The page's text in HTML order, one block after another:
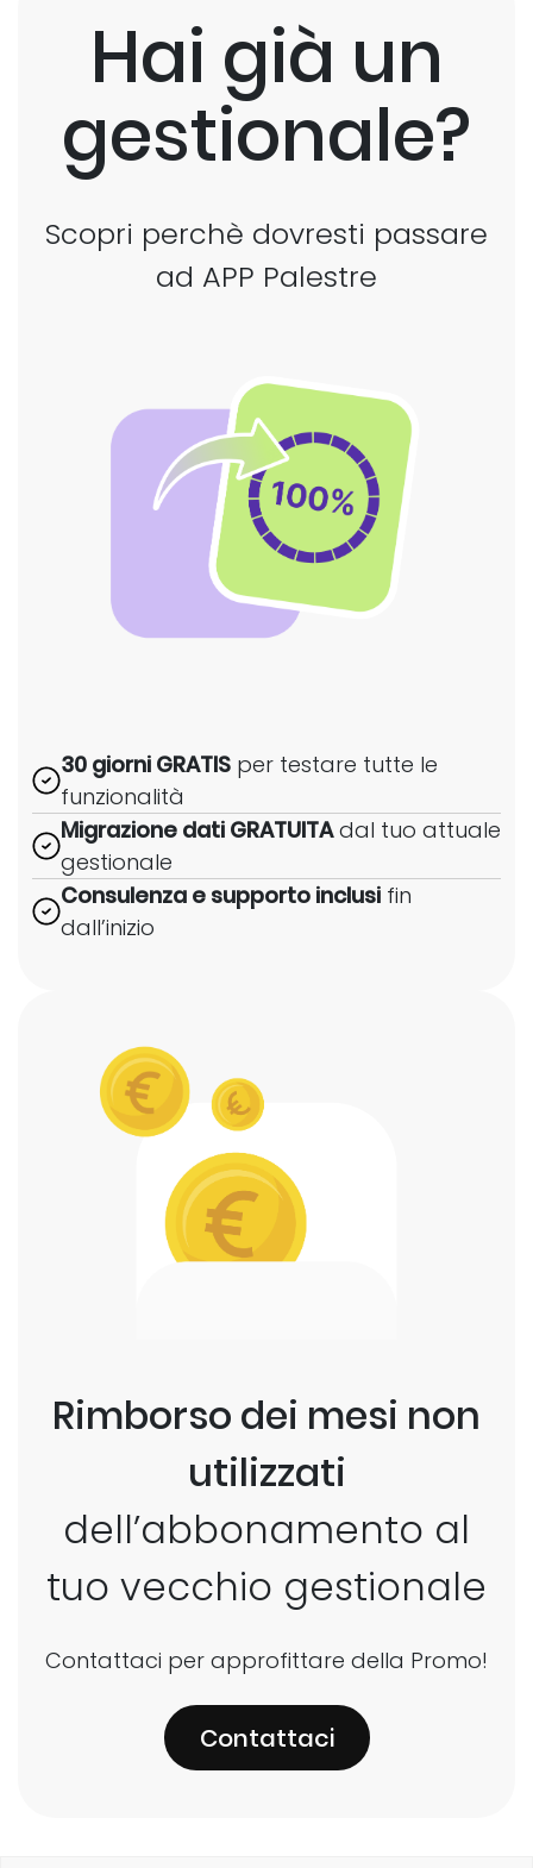
Hai già un
gestionale?
Scopri perchè dovresti passare
ad APP Palestre
30 giorni GRATIS per testare tutte le
funzionalità
Migrazione dati GRATUITAdal tuo attuale
gestionale
Consulenza e supporto inclusi fin
dall’inizio
Rimborso dei mesi non
utilizzati
dell’abbonamento al
tuo vecchio gestionale
Contattaci per approfittare della Promo!
Contattaci